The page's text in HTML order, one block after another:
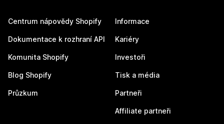
Centrum nápovědy Shopify
Dokumentace k rozhraní API
Komunita Shopify
Blog Shopify
Průzkum
Informace
Kariéry
Investoři
Tisk a média
Partneři
Affiliate partneři